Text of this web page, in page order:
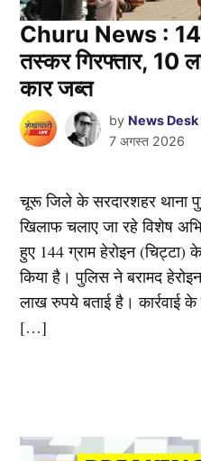
Churu News :
तस्कर गिरफ्तार, 10
कार जब्त
by News Desk
7 अगस्त 2026
चूरू जिले के सरदारशहर थाना
खिलाफ चलाए जा रहे विशेष
हुए 144 ग्राम हेरोइन
किया है। पुलिस ने बरामद
लाख रुपये बताई है। कार्रवाई
[…]